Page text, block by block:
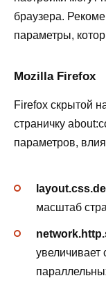
браузера.
параметры,
Mozilla Firefox
Firefox скрытой
страничку
параметров,
масштаб
увеличивает